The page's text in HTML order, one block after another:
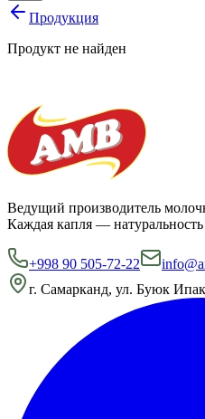
Продукция
Продукт не найден
Ведущий производитель
Каждая капля — натуральность
+998 90 505-72-22
г. Самарканд, ул. Буюк